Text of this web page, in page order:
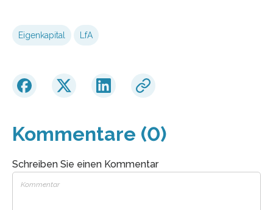
Eigenkapital LfA
Kommentare (0)
Schreiben Sie einen Kommentar